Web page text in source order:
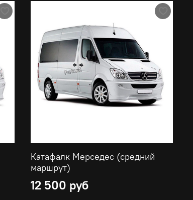
Катафалк Мерседес (средний
маршрут)
12 500 руб